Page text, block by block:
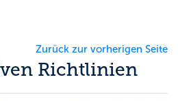
Zurück zur vorherigen Seite
Richtlinien